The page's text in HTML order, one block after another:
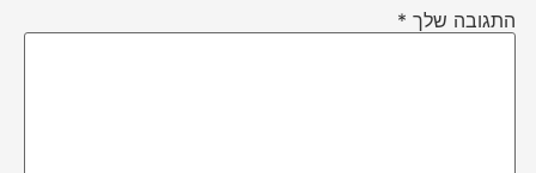
התגובה שלך *